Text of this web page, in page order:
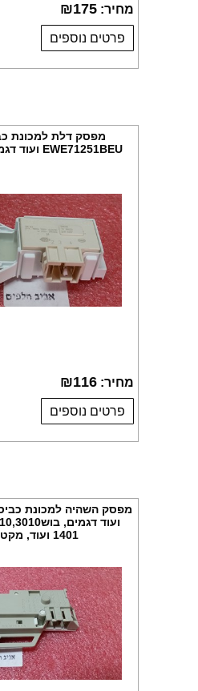
מחיר: ₪175
פרטים נוספים
מפסק דלת למכונת
EWE71251BEU ועוד דגמים, מקט 014231
מחיר: ₪116
פרטים נוספים
1401 ועוד, מקט 001976